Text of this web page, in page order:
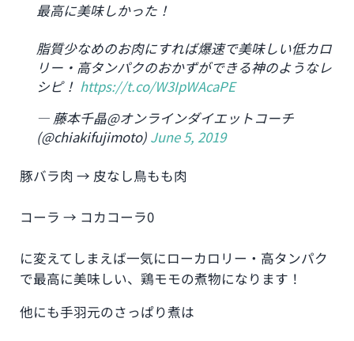
最高に美味しかった！
脂質少なめのお肉にすれば爆速で美味しい低カロ
リー・高タンパクのおかずができる神のようなレ
シピ！ https://t.co/W3IpWAcaPE
— 藤本千晶@オンラインダイエットコーチ
(@chiakifujimoto) June 5, 2019
豚バラ肉 → 皮なし鳥もも肉
コーラ → コカコーラ0
に変えてしまえば一気にローカロリー・高タンパク
で最高に美味しい、鶏モモの煮物になります！
他にも手羽元のさっぱり煮は